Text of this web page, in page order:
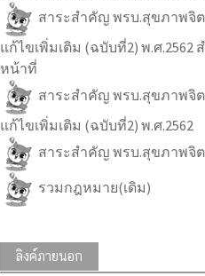
สาระสำคัญ พรบ.สุขภาพจิต
แก้ไขเพิ่มเติม (ฉบับที่2) พ.ศ.2562
หน้าที่
สาระสำคัญ พรบ.สุขภาพจิต
แก้ไขเพิ่มเติม (ฉบับที่2) พ.ศ.2562
สาระสำคัญ พรบ.สุขภาพจิต
รวมกฎหมาย(เดิม)
ลิงค์ภายนอก